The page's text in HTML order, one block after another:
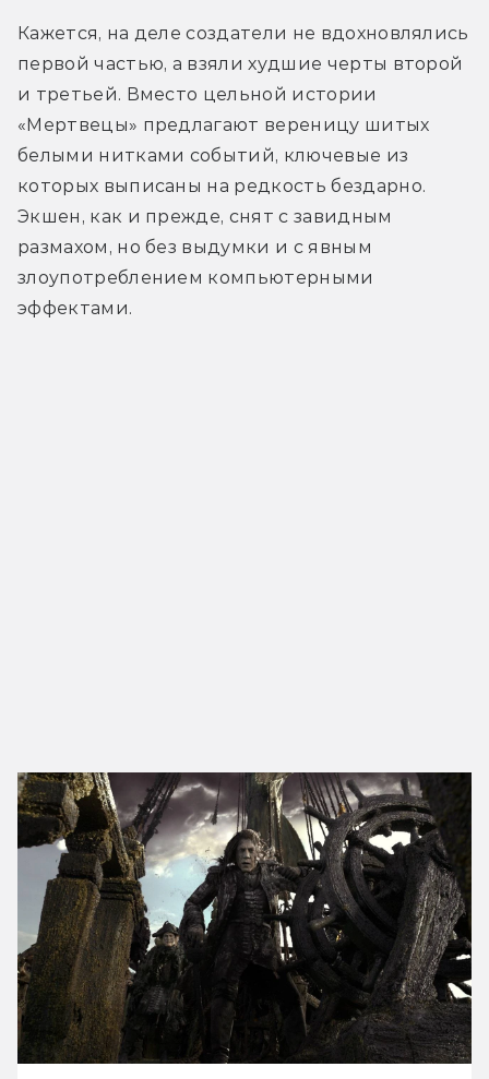
Кажется, на деле создатели не вдохновлялись
первой частью, а взяли худшие черты второй
и третьей. Вместо цельной истории
«Мертвецы» предлагают вереницу шитых
белыми нитками событий, ключевые из
которых выписаны на редкость бездарно.
Экшен, как и прежде, снят с завидным
размахом, но без выдумки и с явным
злоупотреблением компьютерными
эффектами.